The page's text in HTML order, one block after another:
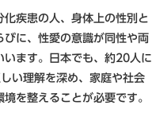
疾患の人、身体上の性別と
に、性愛の意識が同性や両
います。日本でも、約20人に
い理解を深め、家庭や社会
を整えることが必要です。